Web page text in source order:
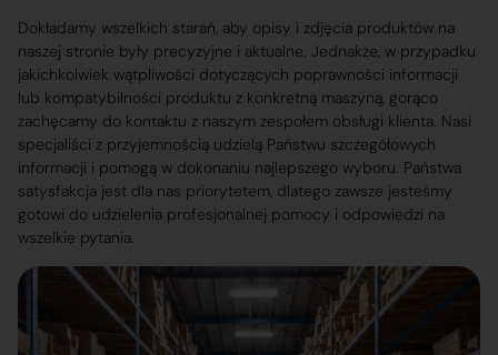
Dokładamy wszelkich starań, aby opisy i zdjęcia produktów na
naszej stronie były precyzyjne i aktualne. Jednakże, w przypadku
jakichkolwiek wątpliwości dotyczących poprawności informacji
lub kompatybilności produktu z konkretną maszyną, gorąco
zachęcamy do kontaktu z naszym zespołem obsługi klienta. Nasi
specjaliści z przyjemnością udzielą Państwu szczegółowych
informacji i pomogą w dokonaniu najlepszego wyboru. Państwa
satysfakcja jest dla nas priorytetem, dlatego zawsze jesteśmy
gotowi do udzielenia profesjonalnej pomocy i odpowiedzi na
wszelkie pytania.